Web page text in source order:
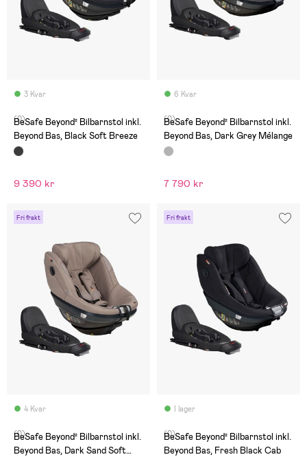
3 Kvar
(0)
BeSafe Beyond² Bilbarnstol inkl.
Beyond Bas, Black Soft Breeze
9 390 kr
6 Kvar
(0)
BeSafe Beyond² Bilbarnstol inkl.
Beyond Bas, Dark Grey Mélange
7 790 kr
Fri frakt
4 Kvar
(0)
BeSafe Beyond² Bilbarnstol inkl.
Beyond Bas, Dark Sand Soft
Fri frakt
I lager
(0)
BeSafe Beyond² Bilbarnstol inkl.
Beyond Bas, Fresh Black Cab